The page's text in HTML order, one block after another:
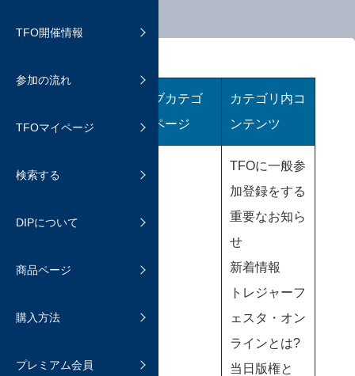
TFO開催情報
参加の流れ
参加方法
ホビマ会員について
よくあるご質問
TFOマイページ TFOマイページの利用方法
よくあるご質問
検索する
よくあるご質問
DIPについて
DIPの機能について
よくあるご質問
商品ページ よくあるご質問
購入方法
購入する
カートの有効時間と購入方法
決済方法
おまとめ発送と通常発送について
送料と保証
購入時の手数料について
商品を受け取ったら
よくあるご質問
プレミアム会員
ホビマ・プレミアム会員
プレミアム会員へのアップグレー
ファン登録する
ージ
サブカテゴ
リページ
カテゴリ内コ
ンテンツ
TFOに一般参
加登録をする
重要なお知ら
せ
新着情報
トレジャーフ
ェスタ・オン
ラインとは?
当日版権と